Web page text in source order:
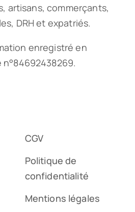
artisans, commerçants,
DRH et expatriés.
enregistré en
CGV
Politique de
confidentialité
Mentions légales